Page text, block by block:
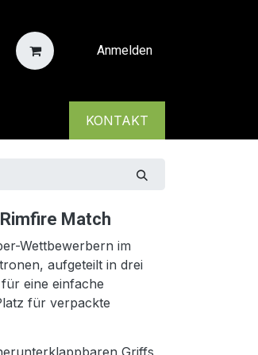
Anmelden
KONTAKT
Match
Wettbewerbern im
aufgeteilt in drei
eine einfache
für verpackte